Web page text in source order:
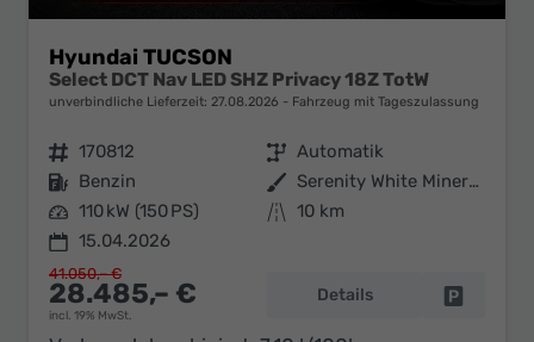
Hyundai TUCSON
Select DCT Nav LED SHZ Privacy 18Z TotW
unverbindliche Lieferzeit: 27.08.2026 Fahrzeug mit Tageszulassung
Fahrzeugnr. 170812 Getriebe Automatik
Kraftstoff Benzin Außenfarbe
Serenity White Mineraleffekt / D
Leistung 110 kW (150 PS) Kilometerstand 10 km
15.04.2026
28.485,– €
incl. 19% MwSt.
41.050,– €
Details